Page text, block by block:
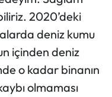
2020’deki
deniz kumu
içinden deniz
o kadar binanın
olmaması